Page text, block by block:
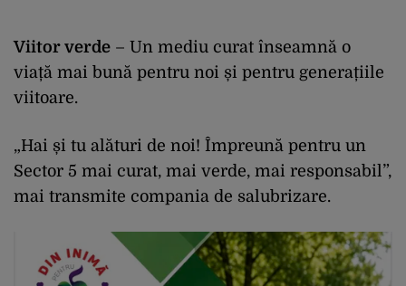
Viitor verde – Un mediu curat înseamnă o
viață mai bună pentru noi și pentru generațiile
viitoare.
„Hai și tu alături de noi! Împreună pentru un
Sector 5 mai curat, mai verde, mai responsabil”,
mai transmite compania de salubrizare.